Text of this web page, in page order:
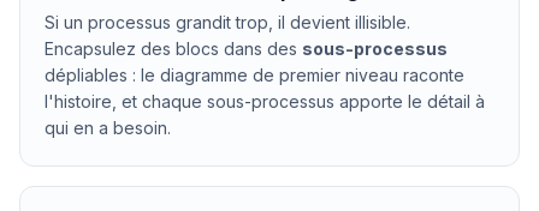
Si un processus grandit trop, il devient illisible.
Encapsulez des blocs dans des sous-processus
dépliables : le diagramme de premier niveau raconte
l'histoire, et chaque sous-processus apporte le détail à
qui en a besoin.